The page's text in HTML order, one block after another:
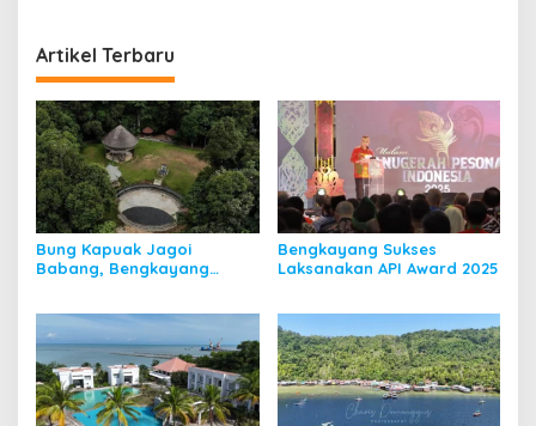
Artikel Terbaru
Bung Kapuak Jagoi
Babang, Bengkayang
Bengkayang Sukses
Laksanakan API Award 2025